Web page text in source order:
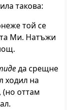
такова:
той се
Ми. Натъжи
да срещне
ходил на
(но оттам